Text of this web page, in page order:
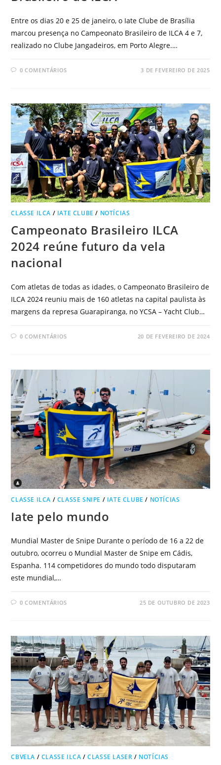
Entre os dias 20 e 25 de janeiro, o Iate Clube de Brasília
marcou presença no Campeonato Brasileiro de ILCA 4 e 7,
realizado no Clube Jangadeiros, em Porto Alegre.…
0 COMENTÁRIOS 3 DE FEVEREIRO DE 2025
CLASSE ILCA / IATE CLUBE / NOTÍCIAS
Campeonato Brasileiro ILCA
2024 reúne futuro da vela
nacional
Com atletas de todas as idades, o Campeonato Brasileiro de
ILCA 2024 reuniu mais de 160 atletas na capital paulista às
margens da represa Guarapiranga, no YCSA – Yacht Club…
0 COMENTÁRIOS 20 DE FEVEREIRO DE 2024
CLASSE ILCA / CLASSE SNIPE / IATE CLUBE / NOTÍCIAS
Iate pelo mundo
Mundial Master de Snipe Durante o período de 16 a 22 de
outubro, ocorreu o Mundial Master de Snipe em Cádis,
Espanha. 114 competidores do mundo todo disputaram
este mundial,…
0 COMENTÁRIOS 25 DE OUTUBRO DE 2023
CBVELA / CLASSE ILCA /CLASSE LASER / NOTÍCIAS